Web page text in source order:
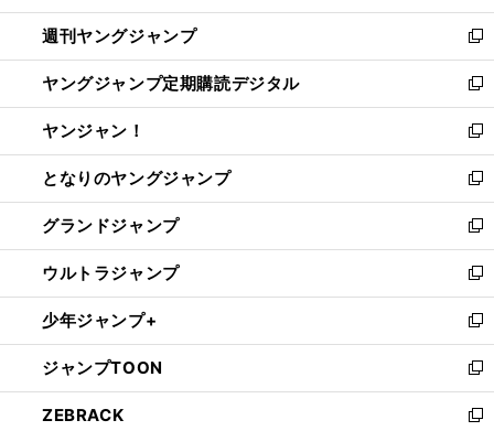
開
く
ウ
で
開
く
ン
ド
ウ
で
開
く
ウ
ィ
ン
ド
ウ
で
開
く
週刊ヤングジャンプ
新
し
い
ウ
ィ
ン
ド
ウ
で
開
く
ヤングジャンプ定期購読デジタル
新
し
い
ウ
ィ
ン
ド
ウ
で
開
く
ヤンジャン！
新
し
い
ウ
ィ
ン
ド
ウ
で
開
く
となりのヤングジャンプ
新
し
い
ウ
ィ
ン
ド
ウ
で
開
く
グランドジャンプ
新
し
い
ウ
ィ
ン
ド
ウ
で
ウルトラジャンプ
新
し
い
ウ
ィ
ン
ド
少年ジャンプ+
新
し
い
ウ
ィ
ジャンプTOON
新
し
い
ZEBRACK
新